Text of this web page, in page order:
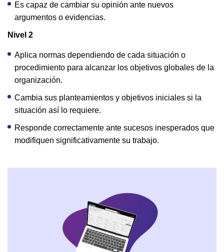
Es capaz de cambiar su opinión ante nuevos
argumentos o evidencias.
Nivel 2
Aplica normas dependiendo de cada situación o
procedimiento para alcanzar los objetivos globales de la
organización.
Cambia sus planteamientos y objetivos iniciales si la
situación así lo requiere.
Responde correctamente ante sucesos inesperados que
modifiquen significativamente su trabajo.